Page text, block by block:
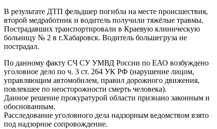
В результате ДТП фельдшер погибла на месте происшествия,
второй медработник и водитель получили тяжёлые травмы.
Пострадавших транспортировали в Краевую клиническую
больницу № 2 в г.Хабаровск. Водитель большегруза не
пострадал.
По данному факту СЧ СУ УМВД России по ЕАО возбуждено
уголовное дело по ч. 3 ст. 264 УК РФ (нарушение лицом,
управляющим автомобилем, правил дорожного движения,
повлекшее по неосторожности смерть человека).
Данное решение прокуратурой области признано законным и
обоснованным.
Расследование уголовного дела надзорным ведомством взято
под надзорное сопровождение.